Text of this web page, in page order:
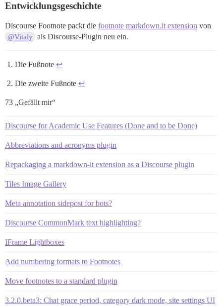
Entwicklungsgeschichte
Discourse Footnote packt die footnote markdown.it extension von
@Vitaly als Discourse-Plugin neu ein.
Die Fußnote ↩︎
Die zweite Fußnote ↩︎
73 „Gefällt mir“
Discourse for Academic Use Features (Done and to be Done)
Abbreviations and acronyms plugin
Repackaging a markdown-it extension as a Discourse plugin
Tiles Image Gallery
Meta annotation sidepost for bots?
Discourse CommonMark text highlighting?
IFrame Lightboxes
Add numbering formats to Footnotes
Move footnotes to a standard plugin
3.2.0.beta3: Chat grace period, category dark mode, site settings UI